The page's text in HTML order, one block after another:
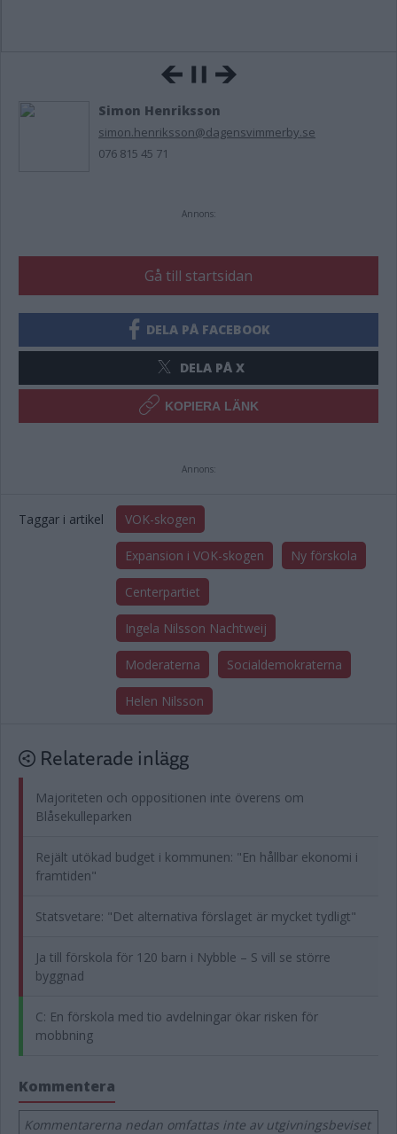
Simon Henriksson
simon.henriksson@dagensvimmerby.se
076 815 45 71
Annons:
Gå till startsidan
DELA PÅ FACEBOOK
DELA PÅ X
KOPIERA LÄNK
Annons:
Taggar i artikel VOK-skogen
Expansion i VOK-skogen Ny förskola
Centerpartiet
Ingela Nilsson Nachtweij
Moderaterna Socialdemokraterna
Helen Nilsson
Relaterade inlägg
Majoriteten och oppositionen inte överens om
Blåsekulleparken
Rejält utökad budget i kommunen: "En hållbar ekonomi i
framtiden"
Statsvetare: "Det alternativa förslaget är mycket tydligt"
Ja till förskola för 120 barn i Nybble – S vill se större
byggnad
C: En förskola med tio avdelningar ökar risken för
mobbning
Kommentera
Kommentarerna nedan omfattas inte av utgivningsbeviset